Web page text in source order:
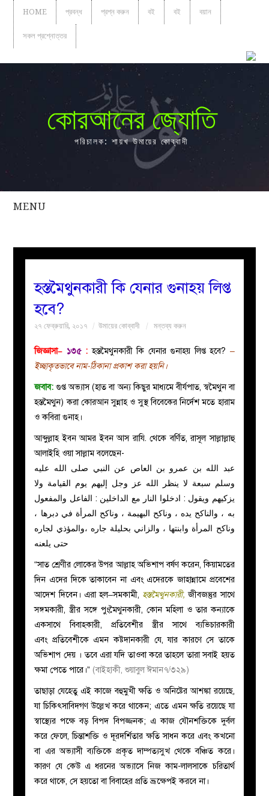
HOME প্রবন্ধ প্রশ্ন করুন বই বই বয়ান
সকল প্রশ্নোত্তর
কোরআনের জ্যোতি
পরিচালক: শায়খ উমায়ের কোব্বাদী
MENU
সকল
বয়ান
নারীদের
পাতা
ইসলাহী
মজলিস
প্রশ্ন
করুন
হস্তমৈথুনকারী কি যেনার গুনাহয় লিপ্ত
হবে?
২৭ ফেব্রুয়ারি, ২০১৭ উমায়ের কোব্বাদী মন্তব্য করুন
জিজ্ঞাসা– ১৩৫: হস্তমৈথুনকারী কি যেনার গুনাহয় লিপ্ত হবে? –
ইচ্ছাকৃতভাবে নাম-ঠিকানা প্রকাশ করা হয়নি।
জবাব: গুপ্ত অভ্যাস (হাত বা অন্য কিছুর মাধ্যমে বীর্যপাত, স্বমৈথুন বা
হস্তমৈথুন) করা কোরআন সুন্নাহ ও সুস্থ বিবেকের নির্দেশ মতে হারাম
ও কবিরা গুনাহ।
আব্দুল্লাহ ইবন আমর ইবন আস রাযি. থেকে বর্ণিত, রাসূল সাল্লাল্লাহু
আলাইহি ওয়া সাল্লাম বলেছেন-
عبد الله بن عمرو بن العاص عن النبي صلى الله عليه
وسلم سبعة لا ينظر الله عز وجل إليهم يوم القيامة ولا
يزكيهم ويقول : ادخلوا النار مع الداخلين : الفاعل والمفعول
به ، والناكح يده ، وناكح البهيمة ، وناكح المرأة في دبرها ،
وناكح المرأة وابنتها ، والزاني بحليلة جاره ،والمؤذي لجاره
حتى يلعنه
“সাত শ্রেণীর লোকের উপর আল্লাহ অভিশাপ বর্ষণ করেন, কিয়ামতের
দিন এদের দিকে তাকাবেন না এবং এদেরকে জাহান্নামে প্রবেশের
আদেশ দিবেন। এরা হল–সমকামী, হস্তমৈথুনকারী, জীবজন্তুর সাথে
সঙ্গমকারী, স্ত্রীর সঙ্গে পুংমৈথুনকারী, কোন মহিলা ও তার কন্যাকে
একসাথে বিবাহকারী, প্রতিবেশীর স্ত্রীর সাথে ব্যভিচারকারী
এবং প্রতিবেশীকে এমন কষ্টদানকারী যে, যার কারণে সে তাকে
অভিশাপ দেয় । তবে এরা যদি তাওবা করে তাহলে তারা সবাই হয়ত
ক্ষমা পেতে পারে।” (বাইহাকী, শুয়াবুল ঈমান৭/৩২৯)
তাছাড়া যেহেতু এই কাজে বহুমুখী ক্ষতি ও অনিষ্টের আশঙ্কা রয়েছে,
যা চিকিৎসাবিদগণ উল্লেখ করে থাকেন; এতে এমন ক্ষতি রয়েছে যা
স্বাস্থ্যের পক্ষে বড় বিপদ বিপজ্জনক; এ কাজ যৌনশক্তিকে দুর্বল
করে ফেলে, চিন্তাশক্তি ও দূরদর্শিতার ক্ষতি সাধন করে এবং কখনো
বা এর অভ্যাসী ব্যক্তিকে প্রকৃত দাম্পত্যসুখ থেকে বঞ্চিত করে।
কারণ যে কেউ এ ধরনের অভ্যাসে নিজ কাম-লালসাকে চরিতার্থ
করে থাকে, সে হয়তো বা বিবাহের প্রতি ভ্রূক্ষেপই করবে না।